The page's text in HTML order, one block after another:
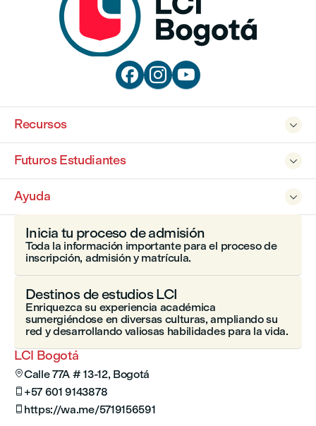
  

Recursos

Futuros Estudiantes

Ayuda
LCI Bogotá
Calle 77A # 13-12, Bogotá
 +57 601 9143878
 https://wa.me/5719156591
Inicia tu proceso de admisión
Toda la información importante para el proceso de
inscripción, admisión y matrícula.
Destinos de estudios LCI
Enriquezca su experiencia académica
sumergiéndose en diversas culturas, ampliando su
red y desarrollando valiosas habilidades para la vida.